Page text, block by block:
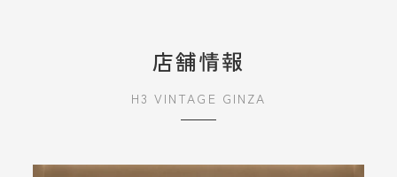
店舗情報
H3 VINTAGE GINZA